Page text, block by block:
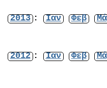
2013 : Ιαν Φεβ
2012 : Ιαν Φεβ